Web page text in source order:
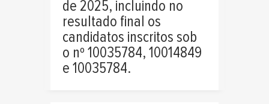
de 2025, incluindo no
resultado final os
candidatos inscritos sob
o nº 10035784, 10014849
e 10035784.